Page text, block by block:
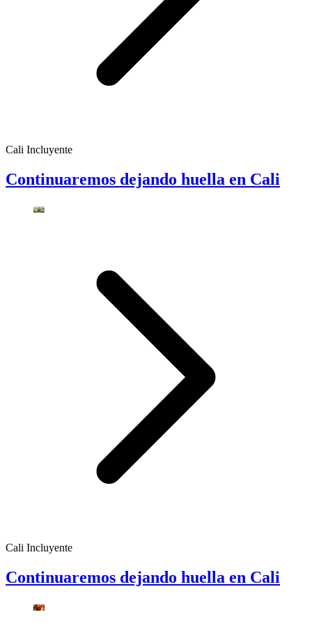
Cali Incluyente
Continuaremos dejando huella en Cali
Cali Incluyente
Continuaremos dejando huella en Cali